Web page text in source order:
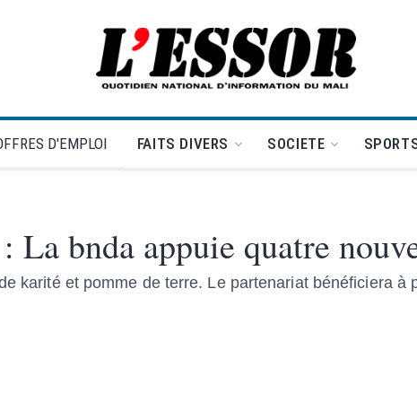
L'Essor - retour à la une
D'EMPLOI FAITS DIVERS SOCIETE
La bnda appuie quatre
karité et pomme de terre. Le partenariat bénéficiera à